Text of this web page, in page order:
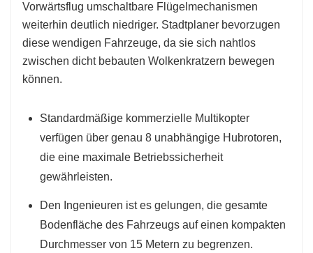
Vorwärtsflug umschaltbare Flügelmechanismen
weiterhin deutlich niedriger. Stadtplaner bevorzugen
diese wendigen Fahrzeuge, da sie sich nahtlos
zwischen dicht bebauten Wolkenkratzern bewegen
können.
Standardmäßige kommerzielle Multikopter
verfügen über genau 8 unabhängige Hubrotoren,
die eine maximale Betriebssicherheit
gewährleisten.
Den Ingenieuren ist es gelungen, die gesamte
Bodenfläche des Fahrzeugs auf einen kompakten
Durchmesser von 15 Metern zu begrenzen.